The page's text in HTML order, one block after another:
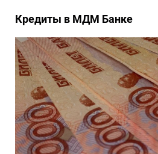
Кредиты в МДМ Банке